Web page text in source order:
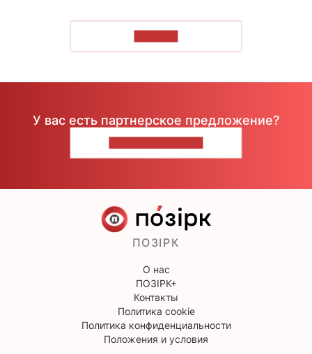
У вас есть партнерское предложение?
ПОЗІРК
О нас
ПОЗІРК+
Контакты
Политика cookie
Политика конфиденциальности
Положения и условия